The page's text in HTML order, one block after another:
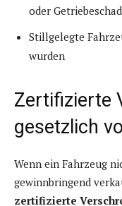
oder
Stillgelegte
wurden
Zertifizierte
gesetzlich
Wenn ein Fahrzeug
gewinnbringend
zertifizierte